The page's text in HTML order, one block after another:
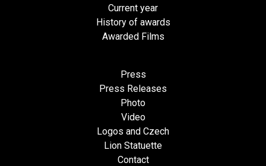
Current year
History of awards
Awarded Films
Press
Press Releases
Photo
Video
Logos and Czech
Lion Statuette
Contact